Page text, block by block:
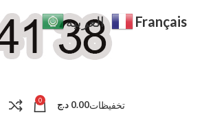
0 0.00 د.ج تخفيظات
العربية Français